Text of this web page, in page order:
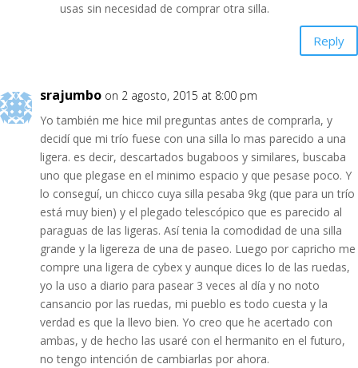
usas sin necesidad de comprar otra silla.
Reply
srajumbo on 2 agosto, 2015 at 8:00 pm
Yo también me hice mil preguntas antes de comprarla, y
decidí que mi trío fuese con una silla lo mas parecido a una
ligera. es decir, descartados bugaboos y similares, buscaba
uno que plegase en el minimo espacio y que pesase poco. Y
lo conseguí, un chicco cuya silla pesaba 9kg (que para un trío
está muy bien) y el plegado telescópico que es parecido al
paraguas de las ligeras. Así tenia la comodidad de una silla
grande y la ligereza de una de paseo. Luego por capricho me
compre una ligera de cybex y aunque dices lo de las ruedas,
yo la uso a diario para pasear 3 veces al día y no noto
cansancio por las ruedas, mi pueblo es todo cuesta y la
verdad es que la llevo bien. Yo creo que he acertado con
ambas, y de hecho las usaré con el hermanito en el futuro,
no tengo intención de cambiarlas por ahora.